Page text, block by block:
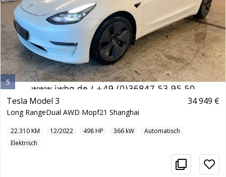
5
Tesla Model 3
Long RangeDual AWD Mopf21 Shanghai
34 949 €
22.310KM 12/2022 498HP 366kW
Automatisch
Elektrisch